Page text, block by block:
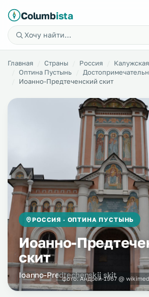
Columbista
Главная Страны Россия
Оптина Пустынь
Иоанно-Предтеченский скит
РОССИЯ · ОПТИНА ПУСТЫНЬ
Иоанно-
скит
Ioanno-Predtechenskij skit
фото:Андрей-1967 @